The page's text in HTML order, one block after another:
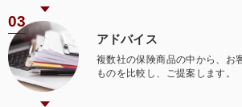
03
アドバイス
複数社の保険商品の中から、お
ものを比較し、ご提案します。